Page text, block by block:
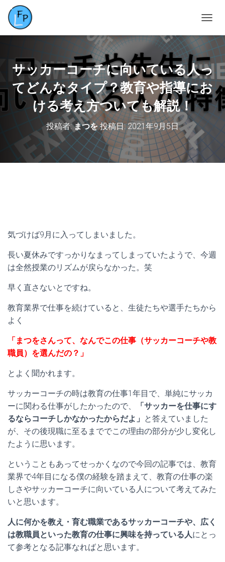
ビ
シ
ョ
ン
を
切
り
サッカーコーチに向いている人っ
てどんなタイプ？教育や指導にお
ける考え方ついても解説！
投稿者:まつを投稿日:2021年9月5日
気づけば9月に入ってしまいました。
長い夏休みですっかりなまってしまっていたようで、今週
は全然授業のリズムが戻らなかった。笑
早く直さないとですね。
教育業界で仕事を続けていると、生徒たちや選手たちから
よく
「まつをさんって、なんでこの仕事（サッカーコーチや教
職員）を選んだの？」
とよく聞かれます。
サッカーコーチの時は教育の仕事1年目で、単純にサッカ
ーに関わる仕事がしたかったので、
「サッカーを仕事にす
るならコーチしかなかったからだよ」 と答えていました
が、その後現職に至るまででこの理由の部分が少し変化し
たように思います。
ということもあってせっかくなので今回の記事では、教育
業界で4年目になる僕の経験を踏まえて、教育の仕事の楽
しさやサッカーコーチに向いている人について考えてみた
いと思います。
人に何かを教え・育む職業であるサッカーコーチや、広く
は教職員といった教育の仕事に興味を持っている人にとっ
て参考となる記事なればと思います。